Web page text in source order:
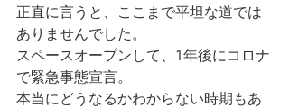
正直に言うと、ここまで平坦な道では
ありませんでした。
スペースオープンして、1年後にコロナ
で緊急事態宣言。
本当にどうなるかわからない時期もあ